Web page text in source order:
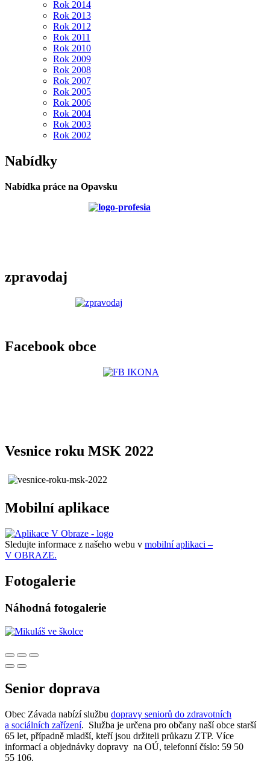
Rok 2014
Rok 2013
Rok 2012
Rok 2011
Rok 2010
Rok 2009
Rok 2008
Rok 2007
Rok 2005
Rok 2006
Rok 2004
Rok 2003
Rok 2002
Nabídky
Nabídka práce na Opavsku
zpravodaj
Facebook obce
Vesnice roku MSK 2022
Mobilní aplikace
Sledujte informace z našeho webu v mobilní aplikaci –
V OBRAZE.
Fotogalerie
Náhodná fotogalerie
Senior doprava
Obec Závada nabízí službu dopravy seniorů do zdravotních
a sociálních zařízení. Služba je určena pro občany naší obce starší
65 let, případně mladší, kteří jsou držiteli průkazu ZTP. Více
informací a objednávky dopravy na OÚ, telefonní číslo: 59 50
55 106.